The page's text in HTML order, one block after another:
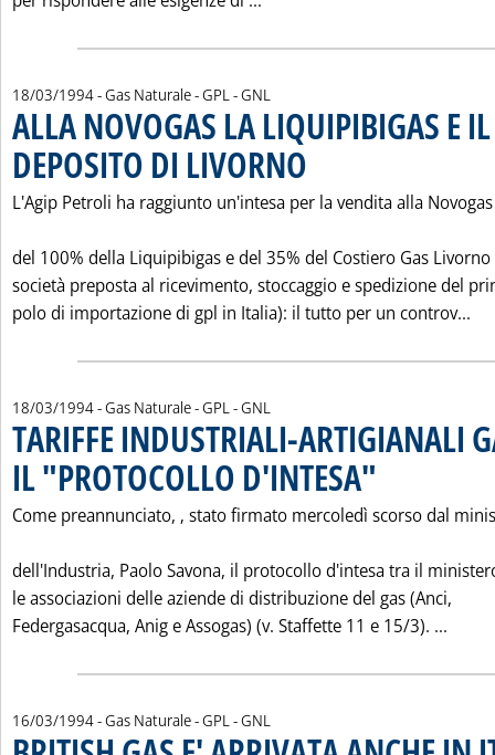
18/03/1994- Gas Naturale - GPL - GNL
ALLA NOVOGAS LA LIQUIPIBIGAS E
DEPOSITO DI LIVORNO
L'Agip Petroli ha raggiunto un'intesa per la vendita alla Novogas
del 100% della Liquipibigas e del 35% del Costiero Gas Livorno
società preposta al ricevimento, stoccaggio e spedizione del
polo di importazione di gpl in Italia): il tutto per un controv...
18/03/1994- Gas Naturale - GPL - GNL
TARIFFE INDUSTRIALI-ARTIGIANALI
IL "PROTOCOLLO D'INTESA"
Come preannunciato, ‚ stato firmato mercoledì scorso dal
dell'Industria, Paolo Savona, il protocollo d'intesa tra il
le associazioni delle aziende di distribuzione del gas (Anci,
Federgasacqua, Anig e Assogas) (v. Staffette 11 e 15/3). ...
16/03/1994- Gas Naturale - GPL - GNL